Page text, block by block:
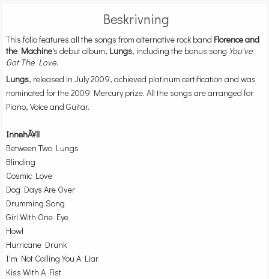
Beskrivning
This folio features all the songs from alternative rock band Florence and
the Machine's debut album, Lungs, including the bonus song You've
Got The Love.
Lungs, released in July 2009, achieved platinum certification and was
nominated for the 2009 Mercury prize. All the songs are arranged for
Piano, Voice and Guitar.
InnehÃ¥ll
Between Two Lungs
Blinding
Cosmic Love
Dog Days Are Over
Drumming Song
Girl With One Eye
Howl
Hurricane Drunk
I'm Not Calling You A Liar
Kiss With A Fist